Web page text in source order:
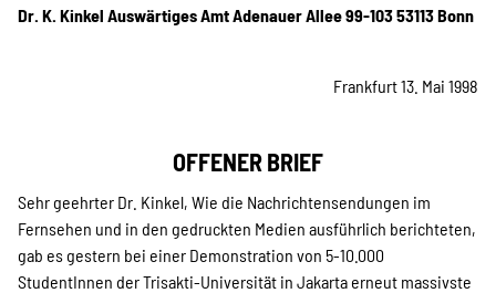
Stellenangebote
Werde Mitglied
Newsletter abonnieren
Dr. K. Kinkel Auswärtiges Amt Adenauer Allee 99-103 53113 Bonn
Frankfurt 13. Mai 1998
OFFENER BRIEF
Sehr geehrter Dr. Kinkel, Wie die Nachrichtensendungen im
Fernsehen und in den gedruckten Medien ausführlich berichteten,
gab es gestern bei einer Demonstration von 5-10.000
StudentInnen der Trisakti-Universität in Jakarta erneut massivste